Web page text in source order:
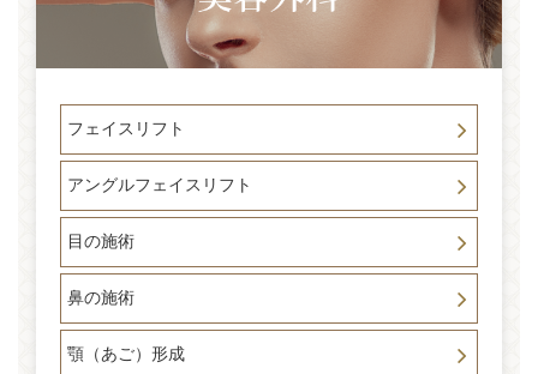
フェイスリフト
アングルフェイスリフト
目の施術
鼻の施術
顎（あご）形成